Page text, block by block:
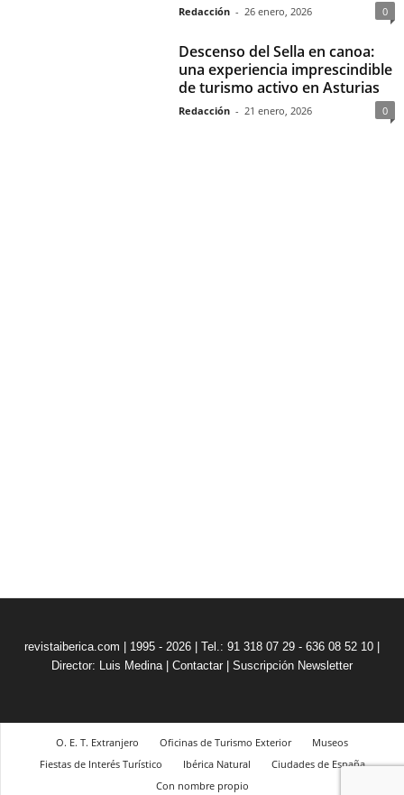
Redacción - 26 enero, 2026 0
Descenso del Sella en canoa:
una experiencia imprescindible
de turismo activo en Asturias
Redacción - 21 enero, 2026 0
revistaiberica.com | 1995 - 2026 | Tel.: 91 318 07 29 - 636 08 52 10 |
Director: Luis Medina| Contactar Suscripción Newsletter
O. E. T. Extranjero Oficinas de Turismo Exterior
Museos
Fiestas de Interés Turístico
Ibérica Natural
Ciudades de España
Con nombre propio